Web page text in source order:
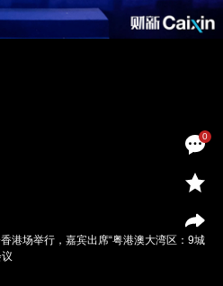
0
港场举行，嘉宾出席“粤港澳大湾区：9城